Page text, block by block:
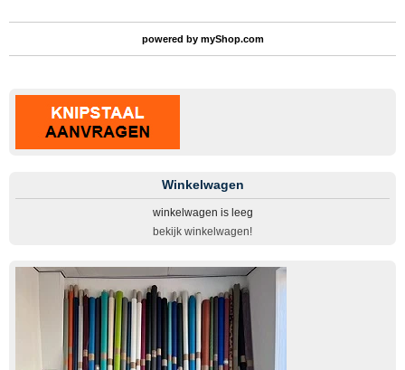
powered by myShop.com
Winkelwagen
winkelwagen is leeg
bekijk winkelwagen!